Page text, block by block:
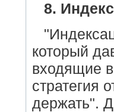
8.
который
входящие
стратегия
держать".